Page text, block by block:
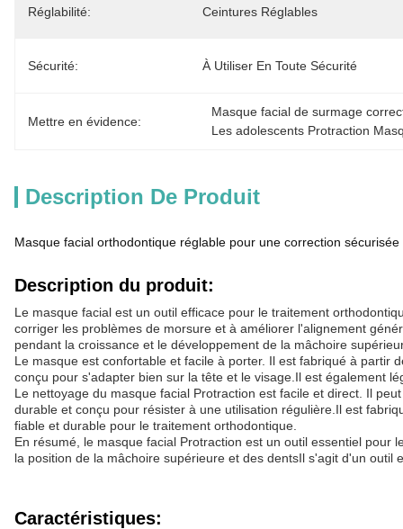
Réglabilité: Ceintures Réglables
Sécurité: À Utiliser En Toute Sécurité
Mettre en évidence:
Masque facial de surmage
Les adolescents Protraction
Description De Produit
Masque facial orthodontique réglable pour une correction
Description du produit:
Le masque facial est un outil efficace pour le traitement
corriger les problèmes de morsure et à améliorer l'alignement
pendant la croissance et le développement de la mâchoire
Le masque est confortable et facile à porter. Il est fabriqué à partir
conçu pour s'adapter bien sur la tête et le visage.Il est également
Le nettoyage du masque facial Protraction est facile et direct. Il
durable et conçu pour résister à une utilisation régulière.Il est
fiable et durable pour le traitement orthodontique.
En résumé, le masque facial Protraction est un outil essentiel
la position de la mâchoire supérieure et des dentsIl s'agit d'un
Caractéristiques: